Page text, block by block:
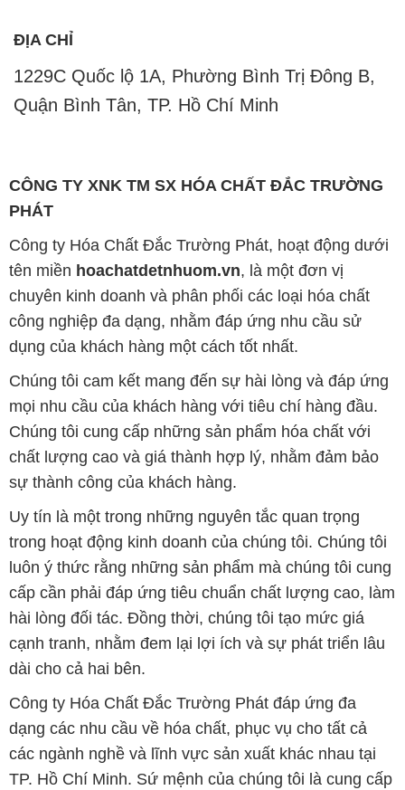
ĐỊA CHỈ
1229C Quốc lộ 1A, Phường Bình Trị Đông B,
Quận Bình Tân, TP. Hồ Chí Minh
CÔNG TY XNK TM SX HÓA CHẤT ĐẮC TRƯỜNG
PHÁT
Công ty Hóa Chất Đắc Trường Phát, hoạt động dưới
tên miền hoachatdetnhuom.vn, là một đơn vị
chuyên kinh doanh và phân phối các loại hóa chất
công nghiệp đa dạng, nhằm đáp ứng nhu cầu sử
dụng của khách hàng một cách tốt nhất.
Chúng tôi cam kết mang đến sự hài lòng và đáp ứng
mọi nhu cầu của khách hàng với tiêu chí hàng đầu.
Chúng tôi cung cấp những sản phẩm hóa chất với
chất lượng cao và giá thành hợp lý, nhằm đảm bảo
sự thành công của khách hàng.
Uy tín là một trong những nguyên tắc quan trọng
trong hoạt động kinh doanh của chúng tôi. Chúng tôi
luôn ý thức rằng những sản phẩm mà chúng tôi cung
cấp cần phải đáp ứng tiêu chuẩn chất lượng cao, làm
hài lòng đối tác. Đồng thời, chúng tôi tạo mức giá
cạnh tranh, nhằm đem lại lợi ích và sự phát triển lâu
dài cho cả hai bên.
Công ty Hóa Chất Đắc Trường Phát đáp ứng đa
dạng các nhu cầu về hóa chất, phục vụ cho tất cả
các ngành nghề và lĩnh vực sản xuất khác nhau tại
TP. Hồ Chí Minh. Sứ mệnh của chúng tôi là cung cấp